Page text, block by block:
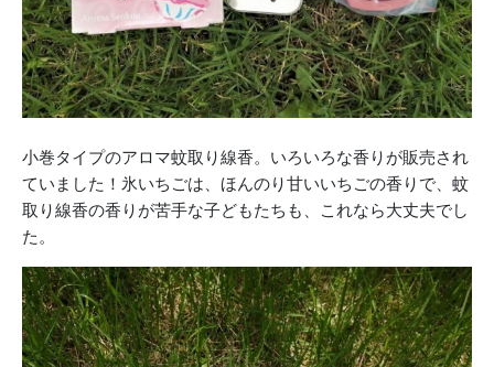
小巻タイプのアロマ蚊取り線香。いろいろな香りが販売され
ていました！氷いちごは、ほんのり甘いいちごの香りで、蚊
取り線香の香りが苦手な子どもたちも、これなら大丈夫でし
た。